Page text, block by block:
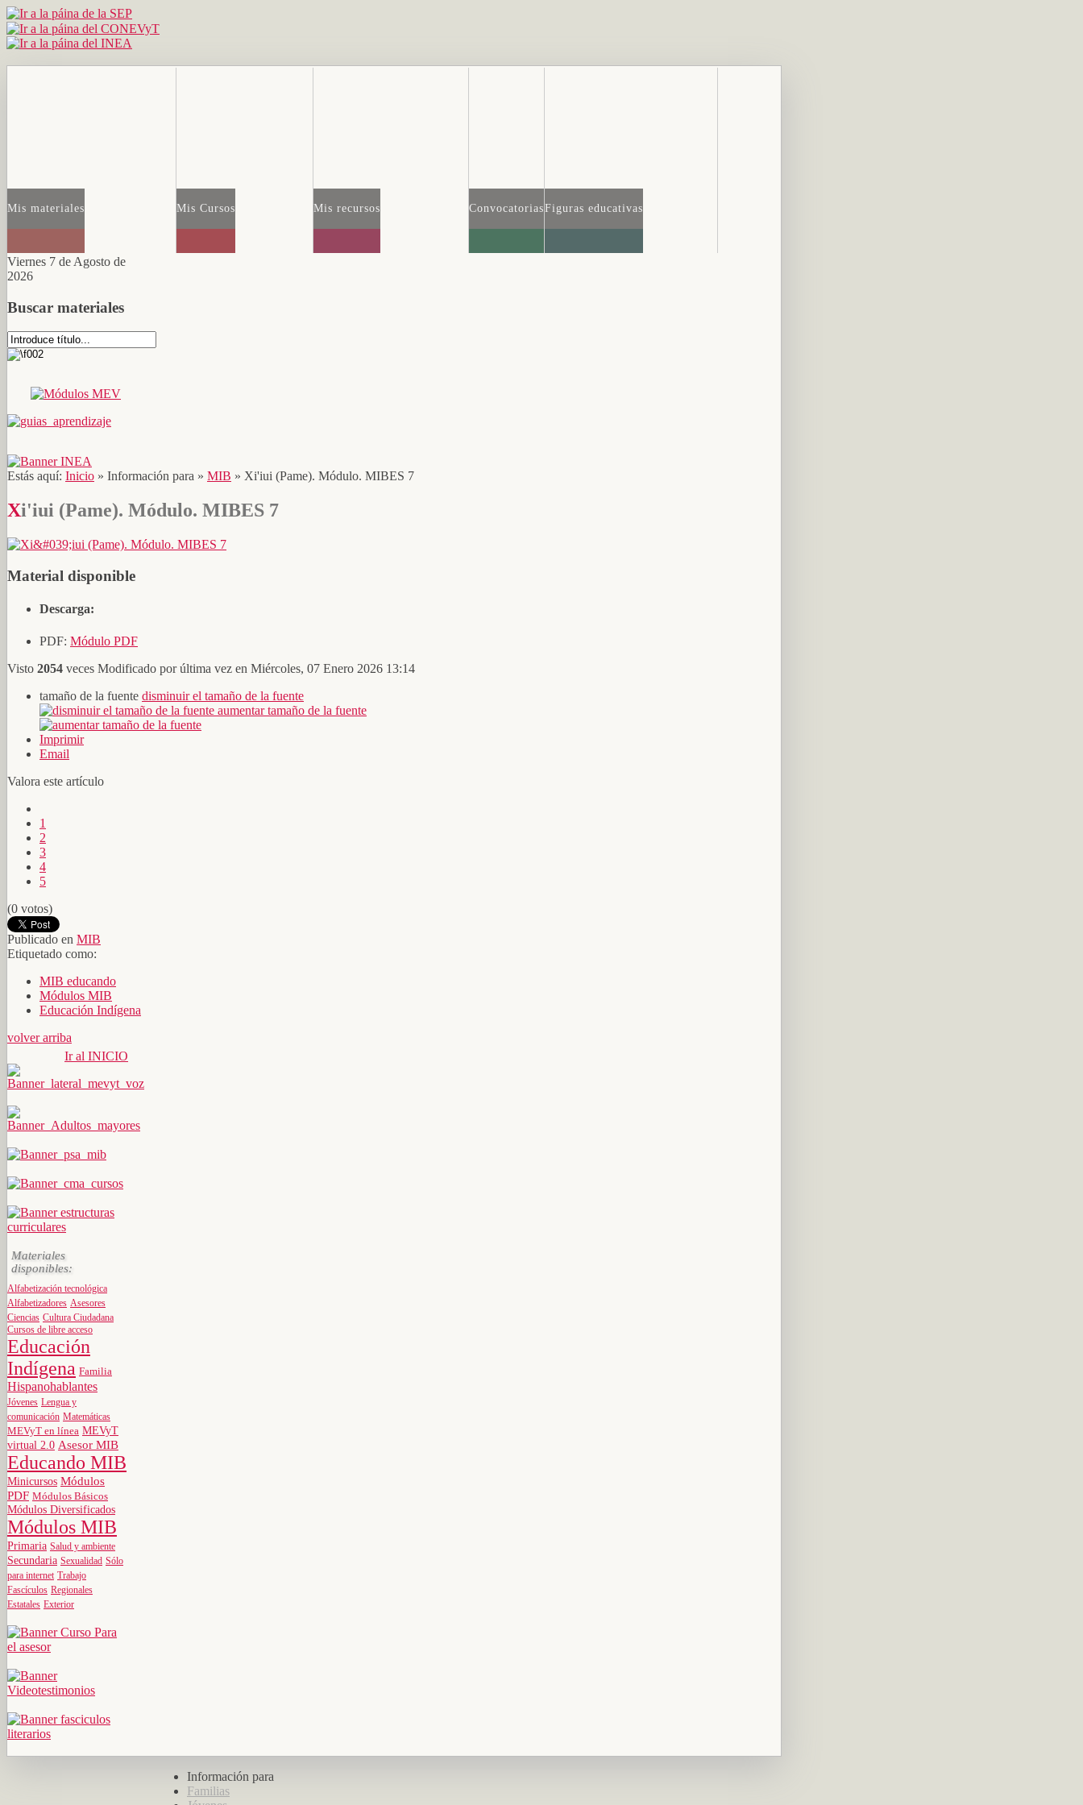
Mis materiales Mis Cursos Mis recursos ConvocatoriasFiguras educativas
Viernes 7 de Agosto de
2026
Buscar materiales
Estás aquí: Inicio » Información para » MIB » Xi'iui (Pame). Módulo. MIBES 7
Xi'iui (Pame). Módulo. MIBES 7
Material disponible
Descarga:
PDF: Módulo PDF
Visto 2054 veces Modificado por última vez en Miércoles, 07 Enero 2026 13:14
tamaño de la fuente disminuir el tamaño de la fuente
aumentar tamaño de la fuente
Imprimir
Email
Valora este artículo
1
2
3
4
5
(0 votos)
Publicado en MIB
Etiquetado como:
MIB educando
Módulos MIB
Educación Indígena
volver arriba
Ir al INICIO
Materiales
disponibles:
Alfabetización tecnológica
Alfabetizadores Asesores
Ciencias Cultura Ciudadana
Cursos de libre acceso
Educación
Indígena Familia
Hispanohablantes
Jóvenes Lengua y
comunicación Matemáticas
MEVyT en línea MEVyT
virtual 2.0 Asesor MIB
Educando MIB
Minicursos Módulos
PDF Módulos Básicos
Módulos Diversificados
Módulos MIB
Primaria Salud y ambiente
Secundaria Sexualidad Sólo
para internet Trabajo
Fascículos Regionales
Estatales Exterior
Información para
Familias